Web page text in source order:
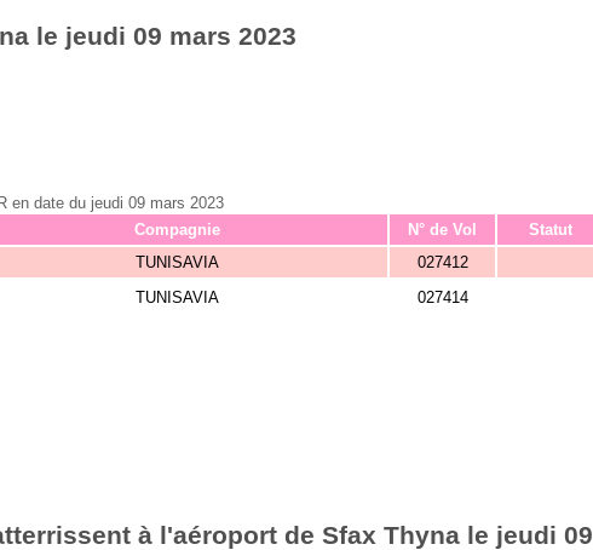
le jeudi 09 mars 2023
en date du jeudi 09 mars 2023
Compagnie N° de Vol
Statut
TUNISAVIA
027412
TUNISAVIA 027414
à l'aéroport de Sfax Thyna le jeudi 09